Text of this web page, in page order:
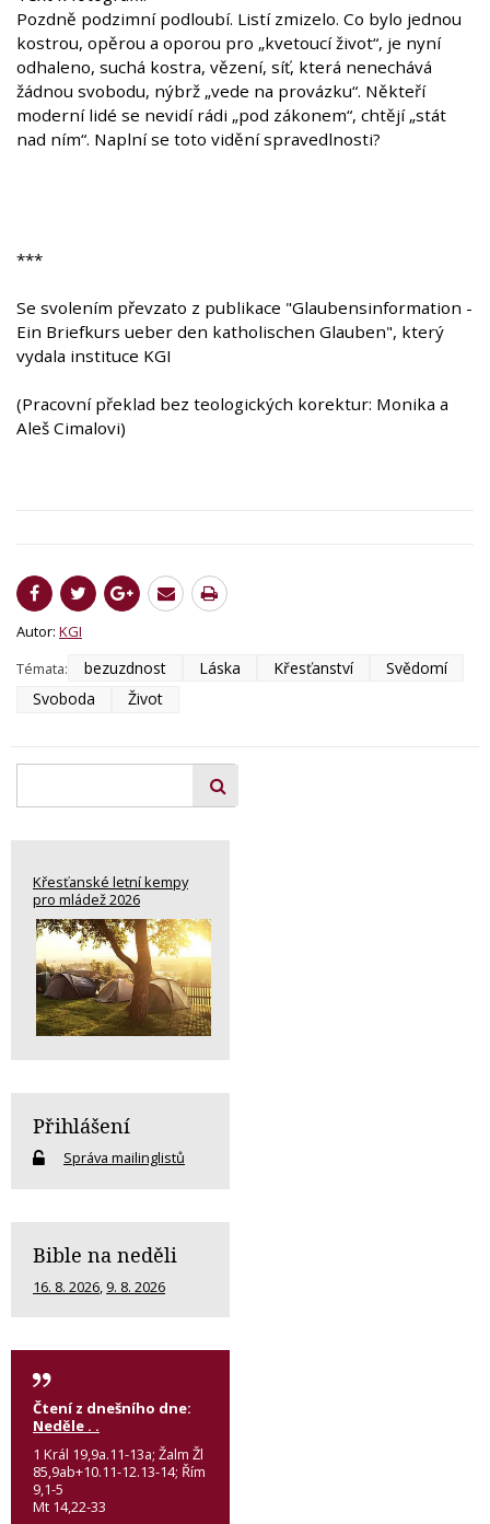
Pozdně podzimní podloubí. Listí zmizelo. Co bylo jednou
kostrou, opěrou a oporou pro „kvetoucí život“, je nyní
odhaleno, suchá kostra, vězení, síť, která nenechává
žádnou svobodu, nýbrž „vede na provázku“. Někteří
moderní lidé se nevidí rádi „pod zákonem“, chtějí „stát
nad ním“. Naplní se toto vidění spravedlnosti?
***
Se svolením převzato z publikace "Glaubensinformation -
Ein Briefkurs ueber den katholischen Glauben", který
vydala instituce KGI
(Pracovní překlad bez teologických korektur: Monika a
Aleš Cimalovi)
Autor: KGI
Témata:
bezuzdnost Láska Křesťanství
Svědomí
Svoboda
Život
Křesťanské letní kempy
pro mládež 2026
Přihlášení
Správa mailinglistů
Bible na neděli
16. 8. 2026, 9. 8. 2026
Čtení z dnešního dne:
Neděle . .
1 Král 19,9a.11-13a; Žalm Žl
85,9ab+10.11-12.13-14; Řím
9,1-5
Mt 14,22-33